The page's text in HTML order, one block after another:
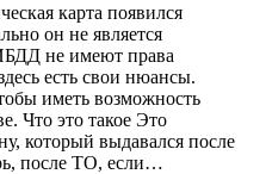
карта появился
он не является
не имеют права
есть свои нюансы.
иметь возможность
Что это такое Это
который выдавался после
после ТО, если…